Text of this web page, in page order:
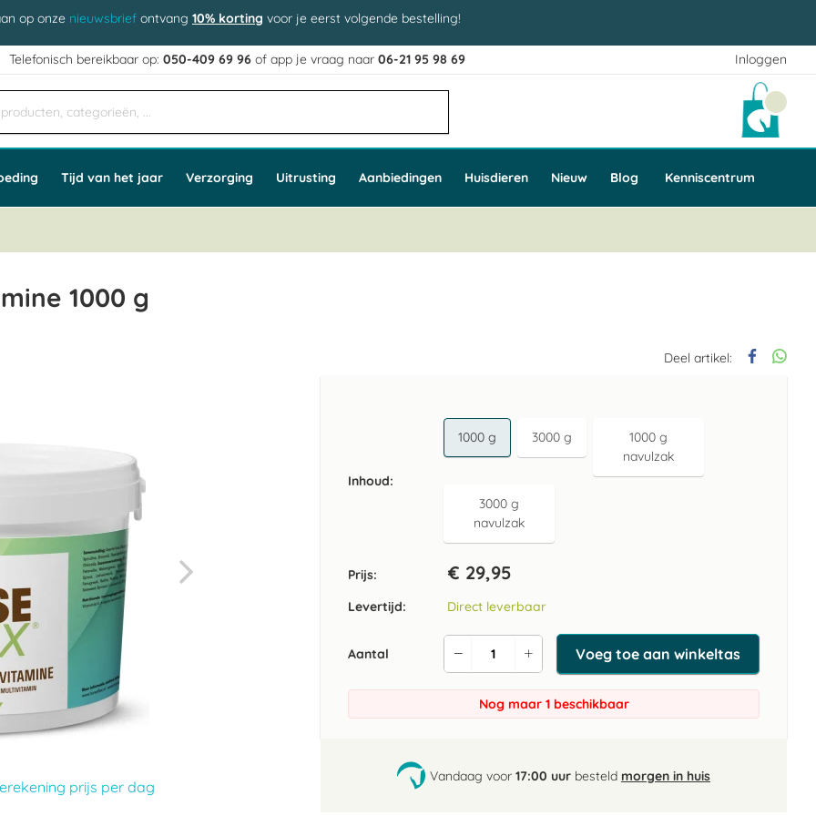
op onze nieuwsbrief ontvang 10% korting voor je eerst volgende bestelling!
Inloggen
Telefonisch bereikbaar op:050-409 69 96 of app je vraag naar06-21 95 98 69
Tijd van het jaar Verzorging Uitrusting Aanbiedingen Huisdieren Nieuw Blog Kenniscentrum
1000 g
Deel artikel:
Inhoud
1000 g 3000 g
1000 g
navulzak
3000 g
navulzak
Prijs: € 29,95
Levertijd: Direct leverbaar
Aantal
Verhoog
de
aantal
Verlaag
de
aantal
Voeg toe aan winkeltas
Nog maar 1 beschikbaar
Vandaag voor 17:00 uur besteld morgen in huis
prijs per dag